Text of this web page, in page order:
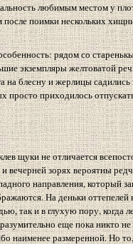
любимым местом у
поимки нескольких
рядом со
экземпляры желтоватой
на блесну и жерлицы
просто приходилось
щуки не отличается
вечерней зорях вероятны
направления, который
На деньки оттепелей
так и в глухую пору, когда
еще пока никто не
наименее размеренной. Но